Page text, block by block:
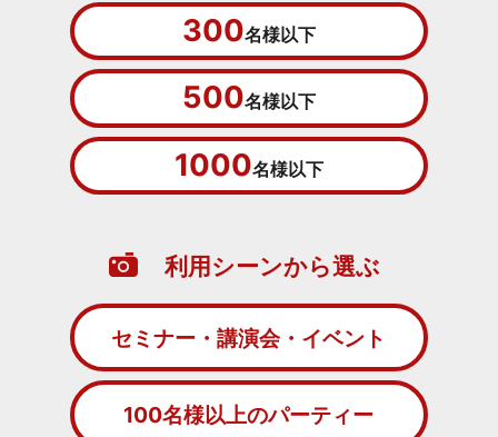
300名様以下
500名様以下
1000名様以下
利用シーンから選ぶ
セミナー・講演会・イベント
100名様以上のパーティー